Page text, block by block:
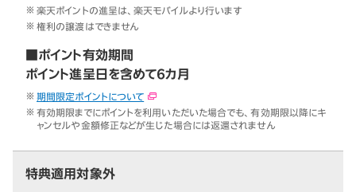
楽天ポイントの進呈は、楽天モバイルより行います
権利の譲渡はできません
■ポイント有効期間
ポイント進呈日を含めて6カ月
期間限定ポイントについて
有効期限までにポイントを利用いただいた場合でも、有効期限以降にキ
ャンセルや金額修正などが生じた場合には返還されません
特典適用対象外